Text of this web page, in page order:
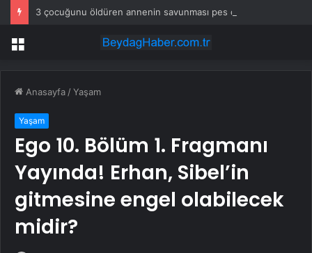
3 çocuğunu öldüren annenin savunması pes dedirtti
Menü
Anasayfa /Yaşam
Yaşam
Ego 10. Bölüm 1. Fragmanı
Yayında! Erhan, Sibel’in
gitmesine engel olabilecek
midir?